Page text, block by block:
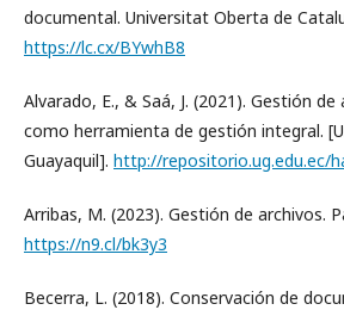
documental. Universitat Oberta de
https://lc.cx/BYwhB8
Alvarado, E., & Saá, J. (2021). Gestión
como herramienta de gestión integral.
Guayaquil]. http://repositorio.ug.edu.ec/
Arribas, M. (2023). Gestión de archivos.
https://n9.cl/bk3y3
Becerra, L. (2018). Conservación de